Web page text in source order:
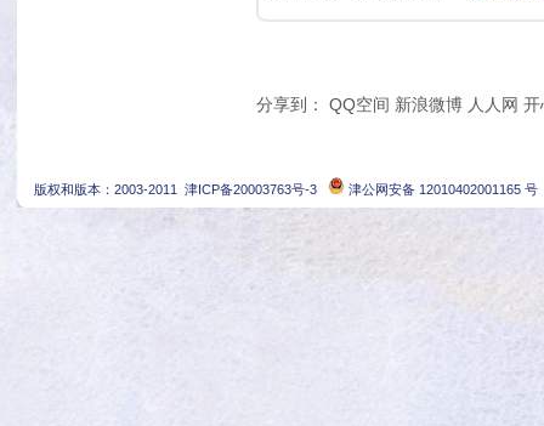
分享到： QQ空间 新浪微博 人人网 开
版权和版本：2003-2011 津ICP备20003763号-3 津公网安备 12010402001165 号